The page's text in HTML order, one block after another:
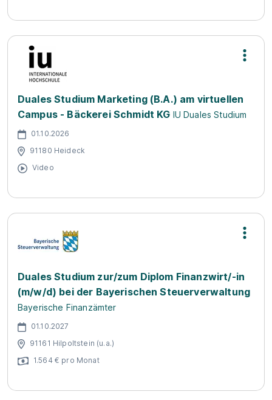
Duales Studium Marketing (B.A.) am virtuellen
Campus - Bäckerei Schmidt KG IU Duales Studium
01.10.2026
91180 Heideck
Video
Duales Studium zur/zum Diplom Finanzwirt/-in
(m/w/d) bei der Bayerischen Steuerverwaltung
Bayerische Finanzämter
01.10.2027
91161 Hilpoltstein (u.a.)
1.564 € pro Monat